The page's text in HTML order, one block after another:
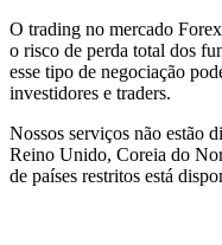
O trading no mercado
o risco de perda total dos
esse tipo de negociação
investidores e traders.
Nossos serviços não estão
Reino Unido, Coreia do
de países restritos está